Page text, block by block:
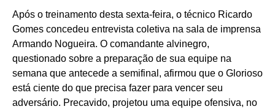
Após o treinamento desta sexta-feira, o técnico Ricardo
Gomes concedeu entrevista coletiva na sala de imprensa
Armando Nogueira. O comandante alvinegro,
questionado sobre a preparação de sua equipe na
semana que antecede a semifinal, afirmou que o Glorioso
está ciente do que precisa fazer para vencer seu
adversário. Precavido, projetou uma equipe ofensiva, no